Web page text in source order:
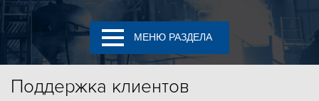
МЕНЮ РАЗДЕЛА
Поддержка клиентов